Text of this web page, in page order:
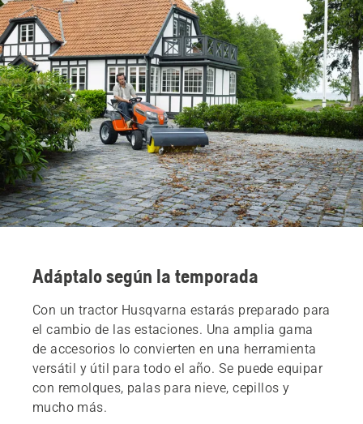
Adáptalo según la temporada
Con un tractor Husqvarna estarás preparado para
el cambio de las estaciones. Una amplia gama
de accesorios lo convierten en una herramienta
versátil y útil para todo el año. Se puede equipar
con remolques, palas para nieve, cepillos y
mucho más.